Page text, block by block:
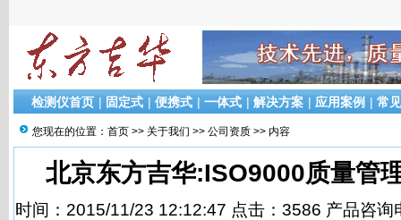
检测仪首页 | 固定式 | 便携式 | 一体式 | 解决方案 | 应用案例 | 常
您现在的位置： 首页 >> 关于我们 >> 公司资质 >> 内容
北京东方吉华:ISO9000质量管
时间：2015/11/23 12:12:47 点击：3586 产品咨询